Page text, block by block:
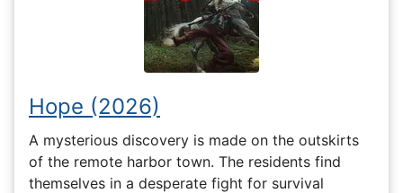
Hope (2026)
A mysterious discovery is made on the outskirts
of the remote harbor town. The residents find
themselves in a desperate fight for survival